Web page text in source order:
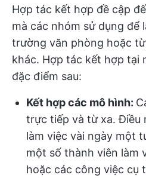
Hợp tác kết hợp đề cập
mà các nhóm sử dụng để
trường văn phòng hoặc
khác. Hợp tác kết hợp tại
đặc điểm sau:
Kết hợp các mô hình:
trực tiếp và từ xa. Điều
làm việc vài ngày một
một số thành viên làm
hoặc các công việc cụ